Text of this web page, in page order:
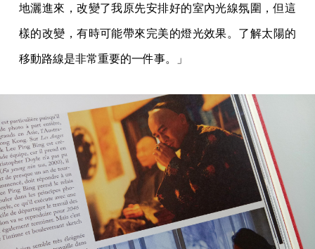
地灑進來，改變了我原先安排好的室內光線氛圍，但這
樣的改變，有時可能帶來完美的燈光效果。了解太陽的
移動路線是非常重要的一件事。」